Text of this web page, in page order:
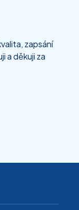
zapsání
a děkuji za